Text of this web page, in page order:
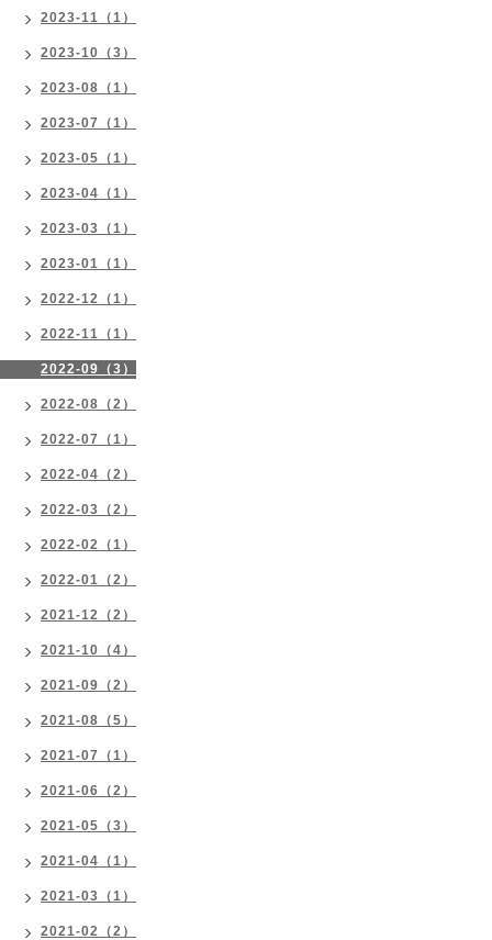
2023-11（1）
2023-10（3）
2023-08（1）
2023-07（1）
2023-05（1）
2023-04（1）
2023-03（1）
2023-01（1）
2022-12（1）
2022-11（1）
2022-09（3）
2022-08（2）
2022-07（1）
2022-04（2）
2022-03（2）
2022-02（1）
2022-01（2）
2021-12（2）
2021-10（4）
2021-09（2）
2021-08（5）
2021-07（1）
2021-06（2）
2021-05（3）
2021-04（1）
2021-03（1）
2021-02（2）